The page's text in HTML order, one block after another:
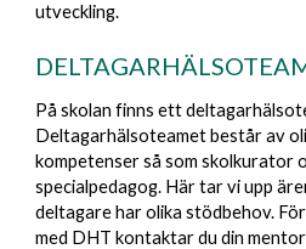
utveckling.
På skolan finns ett
Deltagarhälsoteamet består av
kompetenser så som skolkurator
specialpedagog. Här tar vi upp
deltagare har olika stödbehov.
med DHT kontaktar du din